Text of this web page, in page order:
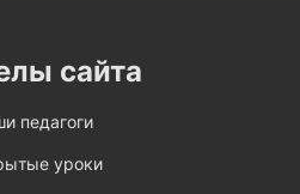
сайта
педагоги
уроки